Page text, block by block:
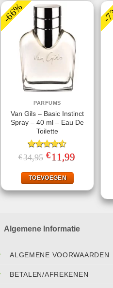
-66%
PARFUMS
Van Gils – Basic Instinct
Spray – 40 ml – Eau De
Toilette
Gewaardeerd
4.50uit 5
€34,95 Oorspronkelijke
prijs
€34,95.
€ 11,99
TOEVOEGEN
-
Algemene Informatie
ALGEMENE VOORWAARDEN
BETALEN/AFREKENEN